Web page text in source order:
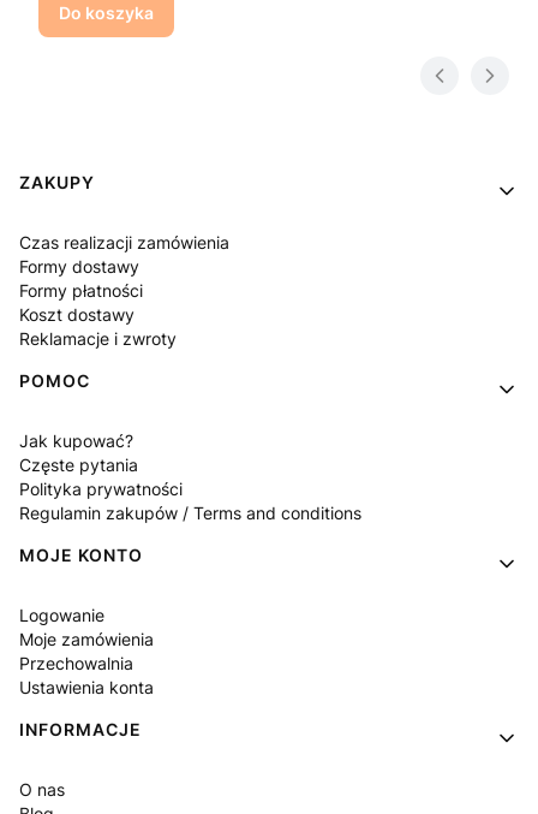
Do koszyka
Linki w stopce
ZAKUPY
Czas realizacji zamówienia
Formy dostawy
Formy płatności
Koszt dostawy
Reklamacje i zwroty
POMOC
Jak kupować?
Częste pytania
Polityka prywatności
Regulamin zakupów / Terms and conditions
MOJE KONTO
Logowanie
Moje zamówienia
Przechowalnia
Ustawienia konta
INFORMACJE
O nas